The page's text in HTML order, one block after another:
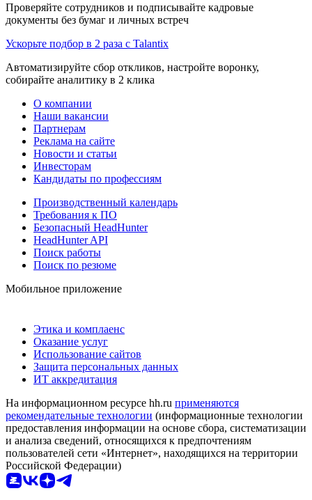
Проверяйте сотрудников и подписывайте кадровые
документы без бумаг и личных встреч
Ускорьте подбор в 2 раза с Talantix
Автоматизируйте сбор откликов, настройте воронку,
собирайте аналитику в 2 клика
О компании
Наши вакансии
Партнерам
Реклама на сайте
Новости и статьи
Инвесторам
Кандидаты по профессиям
Производственный календарь
Требования к ПО
Безопасный HeadHunter
HeadHunter API
Поиск работы
Поиск по резюме
Мобильное приложение
Этика и комплаенс
Оказание услуг
Использование сайтов
Защита персональных данных
ИТ аккредитация
На информационном ресурсе hh.ru применяются
рекомендательные технологии (информационные технологии
предоставления информации на основе сбора, систематизации
и анализа сведений, относящихся к предпочтениям
пользователей сети «Интернет», находящихся на территории
Российской Федерации)